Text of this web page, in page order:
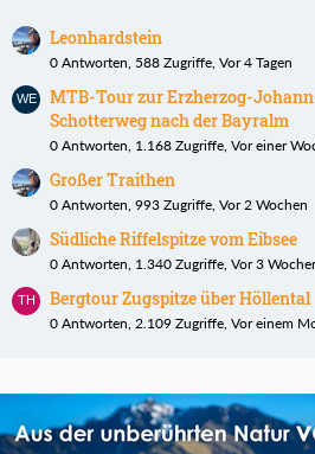
Leonhardstein
0 Antworten, 588 Zugriffe, Vor 4 Tagen
MTB-Tour zur Erzherzog-
Schotterweg nach der Bayralm
0 Antworten, 1.168 Zugriffe, Vor einer
Großer Traithen
0 Antworten, 993 Zugriffe, Vor 2 Wochen
Südliche Riffelspitze vom Eibsee
0 Antworten, 1.340 Zugriffe, Vor 3
Bergtour Zugspitze über Höllental
0 Antworten, 2.109 Zugriffe, Vor einem